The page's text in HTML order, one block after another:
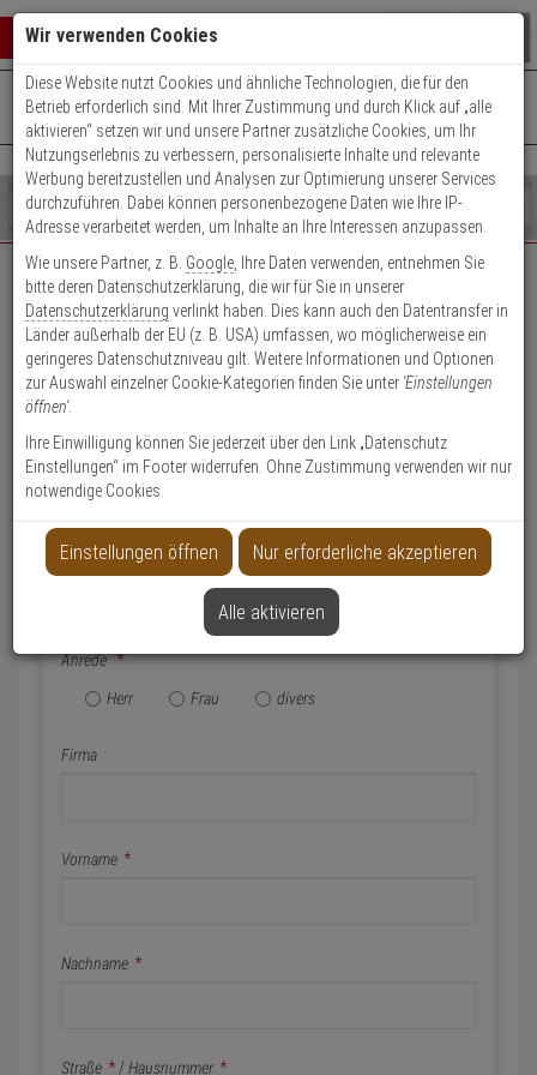
Warenkorb schließen
0 ARTIKEL IM WARENKORB
Ihr Warenkorb ist momentan leer.
Ergebnisse ()
Fertig
Shop
durchsuchen
Bitte
geben
Sie
mindestens
Zeichen
ein,
um
Suche
Es
wurde
noch
Kategorien
Suche
gestartet
+49 (0)821 899 493-0Mo. - Do.: 8:00 - 16:30 | Fr.: 8:00 - 14:00 Uhr
Kontaktservice nutzen
EXPERT-Security für Privatkunden
Das Beste für Ihre Sicherheit!
Geschäftskunden-
Konto anlegen
anlegen
Name & Anschrift
Anrede *
Herr
Frau divers
Firma
Vorname *
Nachname *
Straße * /Hausnummer *
Wir verwenden Cookies
Diese Website nutzt Cookies und ähnliche Technologien, die für den
Betrieb erforderlich sind. Mit Ihrer Zustimmung und durch Klick auf „alle
aktivieren“ setzen wir und unsere Partner zusätzliche Cookies, um Ihr
Nutzungserlebnis zu verbessern, personalisierte Inhalte und relevante
Werbung bereitzustellen und Analysen zur Optimierung unserer Services
durchzuführen. Dabei können personenbezogene Daten wie Ihre IP-
Adresse verarbeitet werden, um Inhalte an Ihre Interessen anzupassen.
Wie unsere Partner, z. B. Google , Ihre Daten verwenden, entnehmen Sie
bitte deren Datenschutzerklärung, die wir für Sie in unserer
Datenschutzerklärung verlinkt haben. Dies kann auch den Datentransfer in
Länder außerhalb der EU (z. B. USA) umfassen, wo möglicherweise ein
geringeres Datenschutzniveau gilt. Weitere Informationen und Optionen
zur Auswahl einzelner Cookie-Kategorien finden Sie unter 'Einstellungen
öffnen'.
Ihre Einwilligung können Sie jederzeit über den Link „Datenschutz
Einstellungen“ im Footer widerrufen. Ohne Zustimmung verwenden wir nur
notwendige Cookies.
Einstellungen öffnen Nur erforderliche akzeptieren
Alle aktivieren